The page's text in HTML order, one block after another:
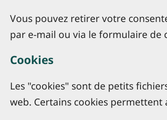
Vous pouvez retirer votre
par e-mail ou via le formulaire de
Cookies
Les "cookies" sont de petits
web. Certains cookies